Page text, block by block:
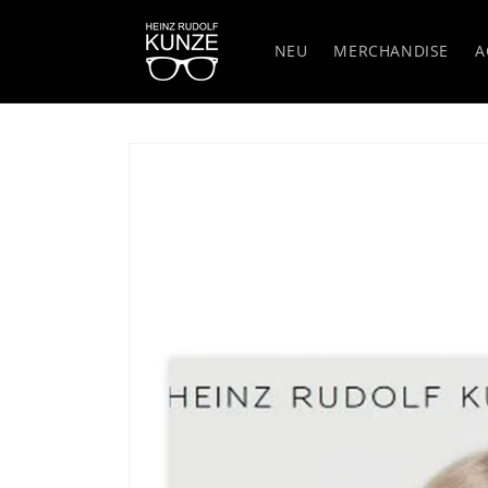
NEU MERCHANDISE